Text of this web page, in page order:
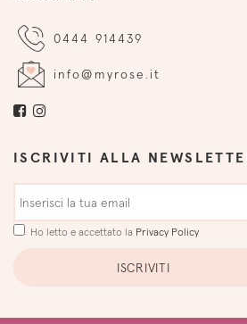
0444 914439
info@myrose.it
ISCRIVITI ALLA
Ho letto e accettato la Privacy Policy